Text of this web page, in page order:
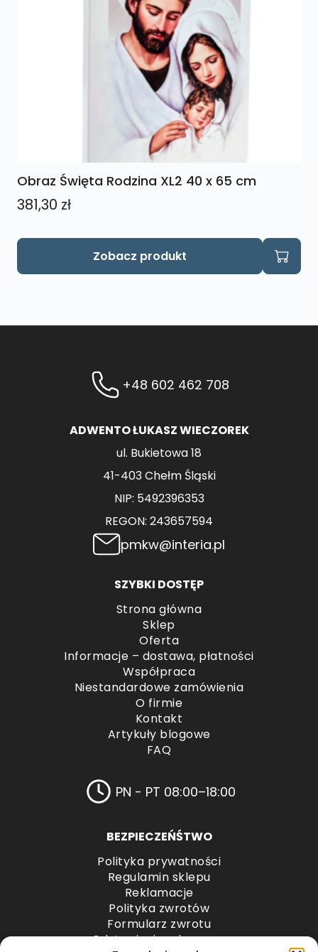
Obraz Święta Rodzina XL2 40 x 65 cm
381,30 zł
Zobacz produkt
+48 602 462 708
ADWENTO ŁUKASZ WIECZOREK
ul. Bukietowa 18
41-403 Chełm Śląski
NIP: 5492396353
REGON: 243657594
pmkw@interia.pl
SZYBKI DOSTĘP
Strona główna
Sklep
Oferta
Informacje – dostawa, płatności
Współpraca
Niestandardowe zamówienia
O firmie
Kontakt
Artykuły blogowe
FAQ
PN - PT 08:00–18:00
BEZPIECZEŃŚTWO
Polityka prywatności
Regulamin sklepu
Reklamacje
Polityka zwrotów
Formularz zwrotu
Odstąpienie od umowy